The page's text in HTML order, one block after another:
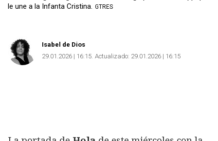
le une a la Infanta Cristina. GTRES
Isabel de Dios
29.01.2026 | 16:15 Actualizado: 29.01.2026 | 16:15